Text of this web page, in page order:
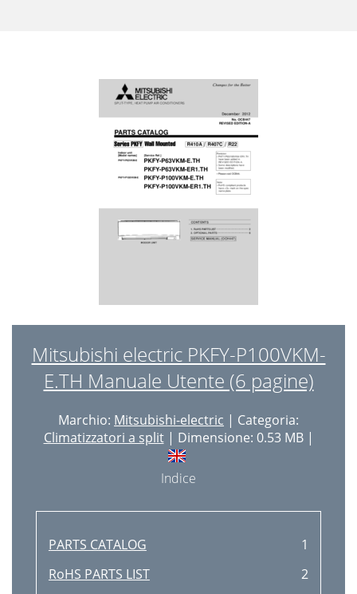
Mitsubishi electric PKFY-P100VKM-
E.TH Manuale Utente (6 pagine)
Marchio: Mitsubishi-electric | Categoria:
Climatizzatori a split| Dimensione: 0.53 MB |
Indice
PARTS CATALOG
1
RoHS PARTS LIST
2